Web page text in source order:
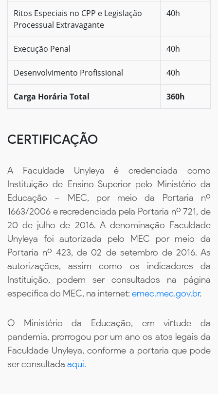
Ritos Especiais no CPP e Legislação
Processual Extravagante
40h
Execução Penal 40h
Desenvolvimento Profissional 40h
Carga Horária Total 360h
CERTIFICAÇÃO
A Faculdade Unyleya é credenciada como
Instituição de Ensino Superior pelo Ministério da
Educação – MEC, por meio da Portaria nº
1663/2006 e recredenciada pela Portaria nº 721, de
20 de julho de 2016. A denominação Faculdade
Unyleya foi autorizada pelo MEC por meio da
Portaria nº 423, de 02 de setembro de 2016. As
autorizações, assim como os indicadores da
Instituição, podem ser consultados na página
específica do MEC, na internet: emec.mec.gov.br.
O Ministério da Educação, em virtude da
pandemia, prorrogou por um ano os atos legais da
Faculdade Unyleya, conforme a portaria que pode
ser consultada aqui.